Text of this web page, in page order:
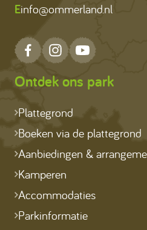
Einfo@ommerland.nl
Ontdek ons park
Plattegrond
Boeken via de plattegrond
Aanbiedingen &
Kamperen
Accommodaties
Parkinformatie